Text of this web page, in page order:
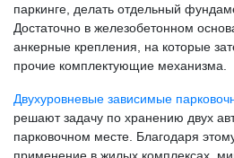
паркинге, делать отдельный
Достаточно в железобетонном
анкерные крепления, на которые
прочие комплектующие механизма.
Двухуровневые зависимые
решают задачу по хранению двух
парковочном месте. Благодаря